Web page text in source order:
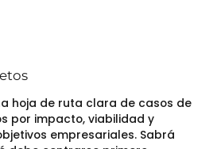
hoja de ruta clara de casos de
por impacto, viabilidad y
empresariales. Sabrá